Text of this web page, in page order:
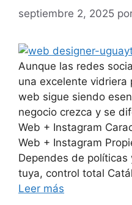
septiembre 2, 2025
Aunque las redes
una excelente vidriera
web sigue siendo
negocio crezca y se
Web + Instagram
Web + Instagram
Dependes de
tuya, control total
Leer más